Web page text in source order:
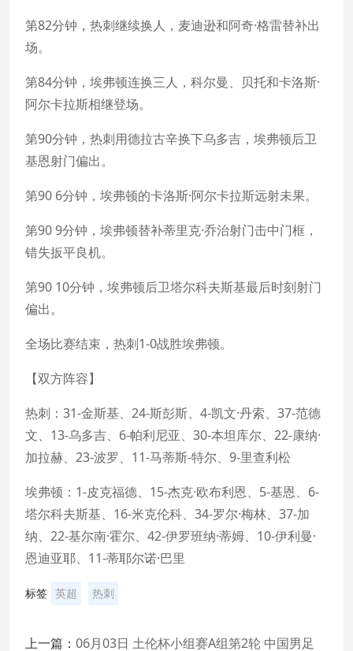
第82分钟，热刺继续换人，麦迪逊和阿奇·格雷替补出
场。
第84分钟，埃弗顿连换三人，科尔曼、贝托和卡洛斯·
阿尔卡拉斯相继登场。
第90分钟，热刺用德拉古辛换下乌多吉，埃弗顿后卫
基恩射门偏出。
第90 6分钟，埃弗顿的卡洛斯·阿尔卡拉斯远射未果。
第90 9分钟，埃弗顿替补蒂里克·乔治射门击中门框，
错失扳平良机。
第90 10分钟，埃弗顿后卫塔尔科夫斯基最后时刻射门
偏出。
全场比赛结束，热刺1-0战胜埃弗顿。
【双方阵容】
热刺：31-金斯基、24-斯彭斯、4-凯文·丹索、37-范德
文、13-乌多吉、6-帕利尼亚、30-本坦库尔、22-康纳·
加拉赫、23-波罗、11-马蒂斯-特尔、9-里查利松
埃弗顿：1-皮克福德、15-杰克·欧布利恩、5-基恩、6-
塔尔科夫斯基、16-米克伦科、34-罗尔·梅林、37-加
纳、22-基尔南·霍尔、42-伊罗班纳·蒂姆、10-伊利曼·
恩迪亚耶、11-蒂耶尔诺·巴里
标签 英超 热刺
上一篇： 06月03日 土伦杯小组赛A组第2轮 中国男足